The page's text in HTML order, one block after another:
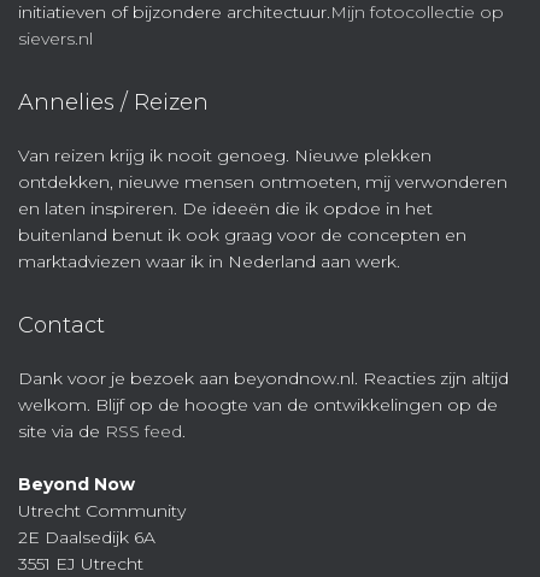
initiatieven of bijzondere architectuur.Mijn fotocollectie op
sievers.nl
Annelies / Reizen
Van reizen krijg ik nooit genoeg. Nieuwe plekken
ontdekken, nieuwe mensen ontmoeten, mij verwonderen
en laten inspireren. De ideeën die ik opdoe in het
buitenland benut ik ook graag voor de concepten en
marktadviezen waar ik in Nederland aan werk.
Contact
Dank voor je bezoek aan beyondnow.nl. Reacties zijn altijd
welkom. Blijf op de hoogte van de ontwikkelingen op de
site via de RSS feed.
Beyond Now
Utrecht Community
2E Daalsedijk 6A
3551 EJ Utrecht